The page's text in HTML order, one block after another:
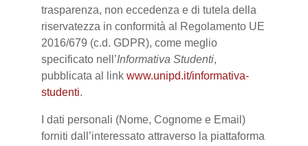
trasparenza, non eccedenza e di tutela della
riservatezza in conformità al Regolamento UE
2016/679 (c.d. GDPR), come meglio
specificato nell’Informativa Studenti,
pubblicata al link www.unipd.it/informativa-
studenti.
I dati personali (Nome, Cognome e Email)
forniti dall’interessato attraverso la piattaforma